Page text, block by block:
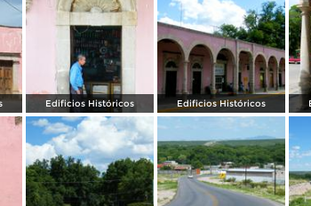
Edificios Históricos Edificios Históricos